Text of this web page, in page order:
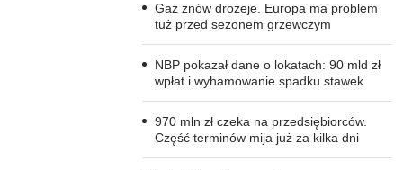
Gaz znów drożeje. Europa ma problem
tuż przed sezonem grzewczym
NBP pokazał dane o lokatach: 90 mld zł
wpłat i wyhamowanie spadku stawek
970 mln zł czeka na przedsiębiorców.
Część terminów mija już za kilka dni